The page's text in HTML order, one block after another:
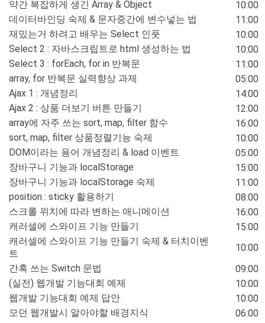
약간 복잡하게 생긴 Array & Object
10:00
데이터바인딩 숙제 & 문자중간에 변수넣는 법
11:00
재밌는거 하려고 배우는 Select 인풋
10:00
Select 2 : 자바스크립트로 html 생성하는 법
10:00
Select 3 : forEach, for in 반복문
11:00
array, for 반복문 실력향상 과제
05:00
Ajax 1 : 개념정리
14:00
Ajax 2 : 상품 더보기 버튼 만들기
12:00
array에 자주 쓰는 sort, map, filter 함수
16:00
sort, map, filter 상품정렬기능 숙제
10:00
DOM이라는 용어 개념정리 & load 이벤트
05:00
장바구니 기능과 localStorage
15:00
장바구니 기능과 localStorage 숙제
11:00
position : sticky 활용하기
08:00
스크롤 위치에 따라 변하는 애니메이션
16:00
캐러셀에 스와이프 기능 만들기
15:00
캐러셀에 스와이프 기능 만들기 숙제 & 터치이벤
트
10:00
간혹 쓰는 Switch 문법
09:00
(실전) 웹개발 기능대회 예제
10:00
웹개발 기능대회 예제 답안
10:00
모던 웹개발시 알아야할 배경지식
06:00